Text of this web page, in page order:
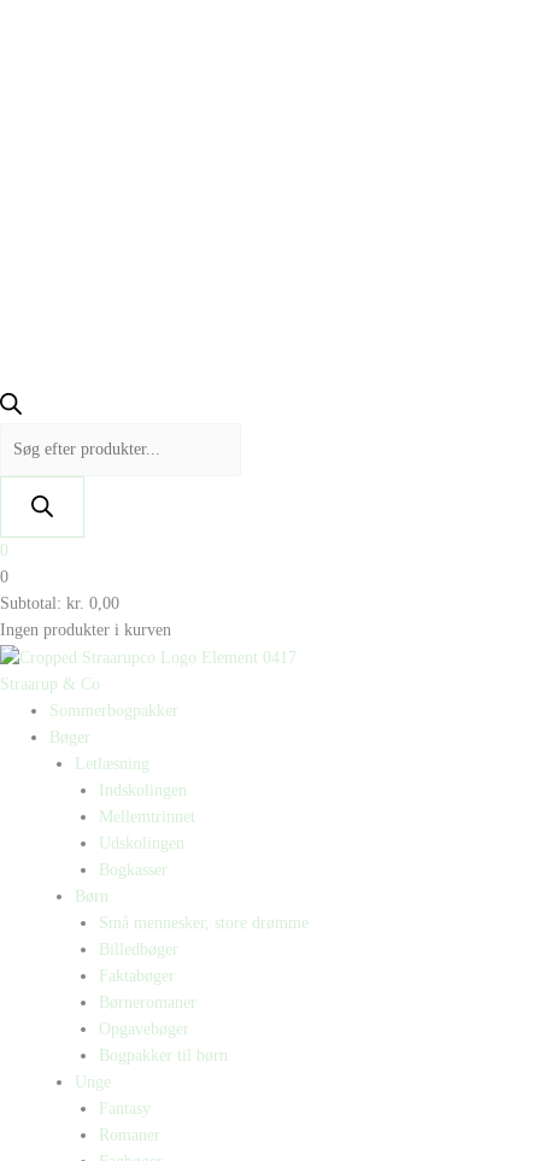
0
0
Subtotal: kr. 0,00
Ingen produkter i kurven
Straarup & Co
Sommerbogpakker
Bøger
Letlæsning
Indskolingen
Mellemtrinnet
Udskolingen
Bogkasser
Børn
Små mennesker, store drømme
Billedbøger
Faktabøger
Børneromaner
Opgavebøger
Bogpakker til børn
Unge
Fantasy
Romaner